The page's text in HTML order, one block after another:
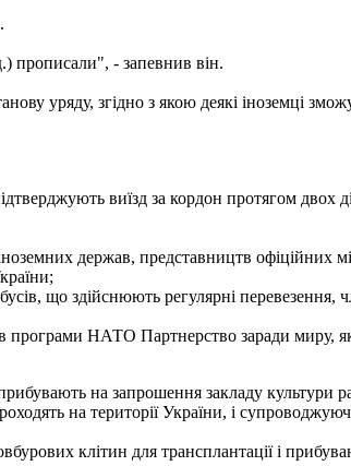
прописали", - запевнив він.
уряду, згідно з якою деякі іноземці
виїзд за кордон протягом двох
держав, представництв офіційних
що здійснюють регулярні
НАТО Партнерство заради миру,
на запрошення закладу
на території України, і
клітин для трансплантації і